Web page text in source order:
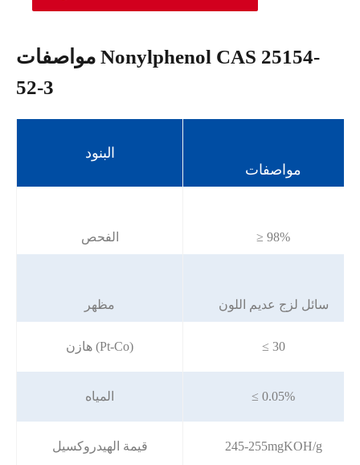
مواصفات Nonylphenol CAS 25154-
52-3
البنود
مواصفات
الفحص ≥ 98%
مظهر سائل لزج عديم اللون
هازن (Pt-Co) ≤ 30
المياه ≤ 0.05%
قيمة الهيدروكسيل 245-255mgKOH/g